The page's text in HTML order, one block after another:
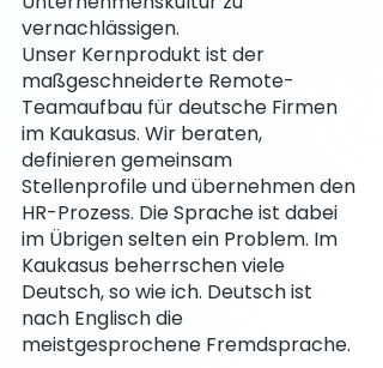
vernachlässigen.
Unser Kernprodukt ist der
maßgeschneiderte Remote-
Teamaufbau für deutsche Firmen
im Kaukasus. Wir beraten,
definieren gemeinsam
Stellenprofile und übernehmen den
HR-Prozess. Die Sprache ist dabei
im Übrigen selten ein Problem. Im
Kaukasus beherrschen viele
Deutsch, so wie ich. Deutsch ist
nach Englisch die
meistgesprochene Fremdsprache.